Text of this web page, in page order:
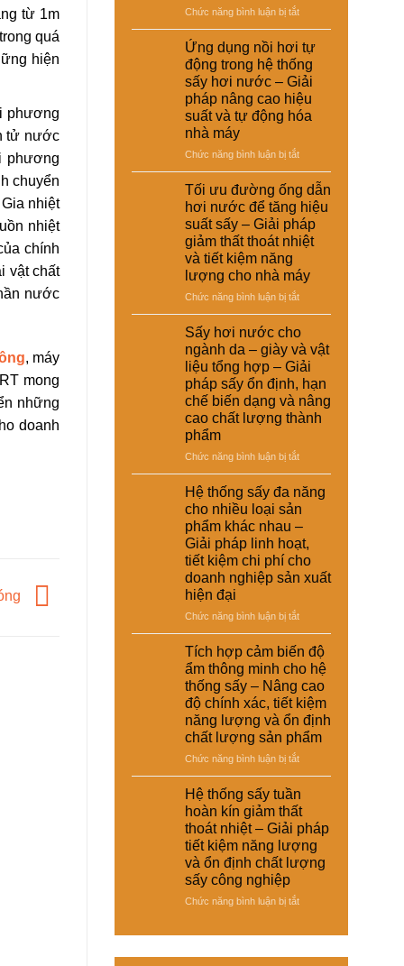
từ 1m
quá
hiện
phương
tử nước
phương
chuyển
nhiệt
nhiệt
chính
vật chất
nước
, máy
mong
những
doanh
Giải
pháp
nâng
cao
chất
hiệu
suất
tái
chế
nước
và
sấy
điện
–
giải
pháp
kinh
tế
cho
nhà
Chức năng bình luận bị tắtở
hơi
nước
trong
chế
biến
thức
Giải
pháp
ổn
định
dưỡng
nâng
cao
chất
lượng
sản
phẩm
Ứng dụng nồi hơi tự
động trong hệ thống
sấy hơi nước – Giải
pháp nâng cao hiệu
suất và tự động hóa
nhà máy
Chức năng bình luận bị tắtở
dụng
nồi
hơi
tự
động
hệ
nước
–
Giải
pháp
nâng
cao
và
tự
động
hóa
máy
Tối ưu đường ống dẫn
hơi nước để tăng hiệu
suất sấy – Giải pháp
giảm thất thoát nhiệt
và tiết kiệm năng
lượng cho nhà máy
Chức năng bình luận bị tắtở
đường
ống
dẫn
hơi
nước
để
–
Giải
pháp
giảm
thất
tiết
kiệm
năng
lượng
nhà
máy
Sấy hơi nước cho
ngành da – giày và vật
liệu tổng hợp – Giải
pháp sấy ổn định, hạn
chế biến dạng và nâng
cao chất lượng thành
phẩm
Chức năng bình luận bị tắtở
hơi
nước
cho
da
–
giày
hợp
–
Giải
pháp
sấy
ổn
hạn
chế
biến
dạng
và
nâng
cao
chất
thành
Hệ thống sấy đa năng
cho nhiều loại sản
phẩm khác nhau –
Giải pháp linh hoạt,
tiết kiệm chi phí cho
doanh nghiệp sản xuất
hiện đại
Chức năng bình luận bị tắtở
thống
sấy
đa
năng
cho
nhiều
loại
nhau
–
Giải
pháp
linh
kiệm
phí
Tích hợp cảm biến độ
ẩm thông minh cho hệ
thống sấy – Nâng cao
độ chính xác, tiết kiệm
năng lượng và ổn định
chất lượng sản phẩm
Chức năng bình luận bị tắtở
biến
độ
ẩm
thông
–
Hệ thống sấy tuần
hoàn kín giảm thất
thoát nhiệt – Giải pháp
tiết kiệm năng lượng
và ổn định chất lượng
sấy công nghiệp
Chức năng bình luận bị tắtở